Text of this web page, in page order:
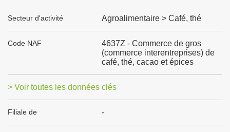
Secteur d'activité Agroalimentaire > Café, thé
Code NAF
4637Z - Commerce de gros
(commerce interentreprises) de
café, thé, cacao et épices
> Voir toutes les données clés
Filiale de -